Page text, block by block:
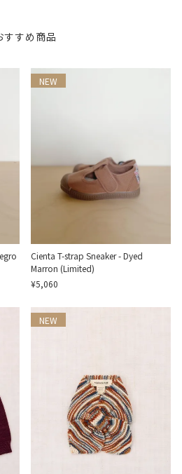
すすめ商品
NEW
Cienta T-strap Sneaker - Dyed
Marron (Limited)
¥5,060
NEW